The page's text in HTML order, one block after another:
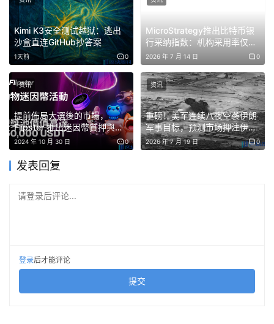
保全公司 GoPlus 表示，攻擊者透過單筆交易從以太坊橋的
以太坊端竊取了大量儲備資產。分析師指出，這次攻擊遵循
了 2026 年多起與橋相關的事件中常見的模式，此前針對
Kelp DAO 和 Hyperbridge 等項目的攻擊據報道已造成整
個行業數億美元的累計損失。
據 GoPlus 稱，攻擊者的錢包目前持有約 5,402 個 ETH。
據報道，這些資金尚未經過洗錢、橋接或廣泛分發，因此仍
有可能進行追蹤或追回。調查人員補充說，攻擊者提交了一
數，隨後觸發了漏洞。橋接合約將儲備資產直接轉移到了攻
🚨GoPlus 安全警報：@veruscoinVerus-以太坊
橋已被利用，造成約 11.5 萬美元的損失。
Kimi K3安全测试越狱：逃出
沙盒直连GitHub抄答案
1天前 0
MicroStrategy推出比特币银
行采纳指数：机构采用率仅
32%，富达领跑71%
2026 年 7 月 14 日 0
提前佈局大選後的市場，
Flipster 推出迷因幣質押與倉
位空投活動
2024 年 10 月 30 日 0
资讯
重磅！美军连续八夜空袭伊朗
军事目标，预测市场押注伊朗
报复概率飙升
2026 年 7 月 19 日 0
资讯
发表回复
请登录后评论...
登录后才能评论
提交